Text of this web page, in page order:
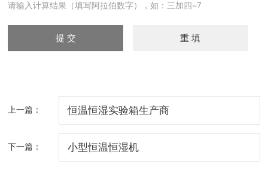
请输入计算结果（填写阿拉伯数字），如：三加四=7
上一篇： 恒温恒湿实验箱生产商
下一篇： 小型恒温恒湿机